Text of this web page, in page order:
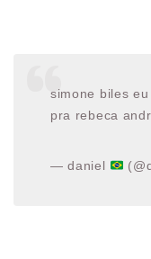
simone biles
pra rebeca
— daniel